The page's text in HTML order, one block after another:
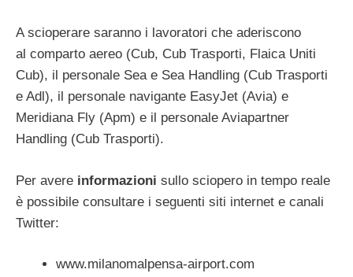
A scioperare saranno i lavoratori che aderiscono
al comparto aereo (Cub, Cub Trasporti, Flaica Uniti
Cub), il personale Sea e Sea Handling (Cub Trasporti
e Adl), il personale navigante EasyJet (Avia) e
Meridiana Fly (Apm) e il personale Aviapartner
Handling (Cub Trasporti).
Per avere informazioni sullo sciopero in tempo reale
è possibile consultare i seguenti siti internet e canali
Twitter:
www.milanomalpensa-airport.com